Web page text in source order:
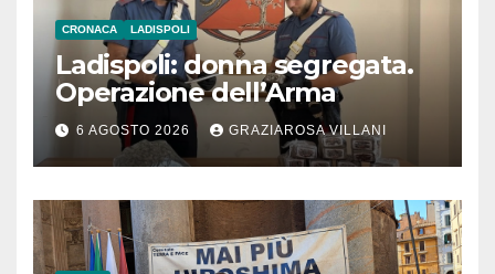
CRONACA LADISPOLI
Ladispoli: donna segregata.
Operazione dell’Arma
6 AGOSTO 2026 GRAZIAROSA VILLANI